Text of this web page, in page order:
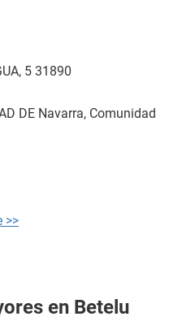
5 31890
DE Navarra, Comunidad
>>
en Betelu